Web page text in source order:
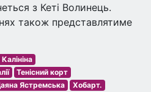
з Кеті Волинець.
також представлятиме
Тенісний корт
Ястремська
Хобарт.